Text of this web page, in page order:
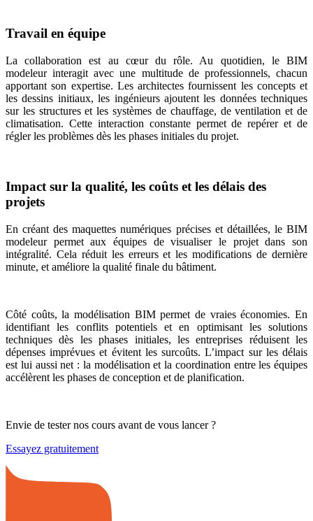
Travail en équipe
La collaboration est au cœur du rôle. Au quotidien, le BIM
modeleur interagit avec une multitude de professionnels, chacun
apportant son expertise. Les architectes fournissent les concepts et
les dessins initiaux, les ingénieurs ajoutent les données techniques
sur les structures et les systèmes de chauffage, de ventilation et de
climatisation. Cette interaction constante permet de repérer et de
régler les problèmes dès les phases initiales du projet.
Impact sur la qualité, les coûts et les délais des
projets
En créant des maquettes numériques précises et détaillées, le BIM
modeleur permet aux équipes de visualiser le projet dans son
intégralité. Cela réduit les erreurs et les modifications de dernière
minute, et améliore la qualité finale du bâtiment.
Côté coûts, la modélisation BIM permet de vraies économies. En
identifiant les conflits potentiels et en optimisant les solutions
techniques dès les phases initiales, les entreprises réduisent les
dépenses imprévues et évitent les surcoûts. L’impact sur les délais
est lui aussi net : la modélisation et la coordination entre les équipes
accélèrent les phases de conception et de planification.
Envie de tester nos cours avant de vous lancer ?
Essayez gratuitement